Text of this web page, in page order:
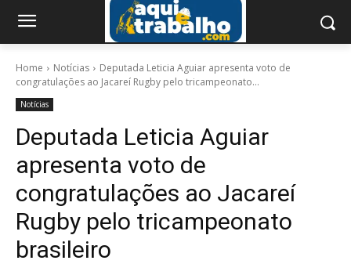
Home Notícias
Deputada Leticia Aguiar apresenta voto de
congratulações ao Jacareí Rugby pelo tricampeonato...
Notícias
Deputada Leticia Aguiar
apresenta voto de
congratulações ao Jacareí
Rugby pelo tricampeonato
brasileiro